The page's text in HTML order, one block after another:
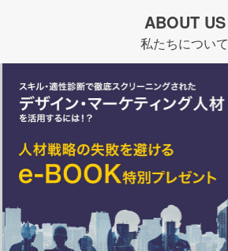
ABOUT US
私たちについて